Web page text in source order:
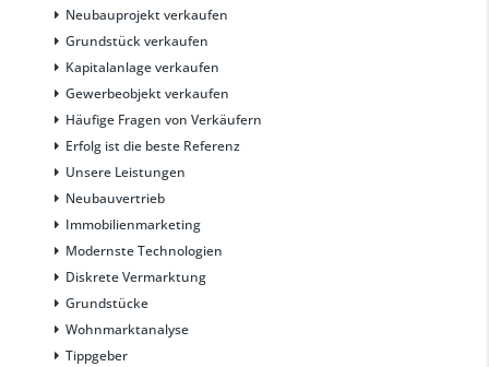
Neubauprojekt verkaufen
Grundstück verkaufen
Kapitalanlage verkaufen
Gewerbeobjekt verkaufen
Häufige Fragen von Verkäufern
Erfolg ist die beste Referenz
Unsere Leistungen
Neubauvertrieb
Immobilienmarketing
Modernste Technologien
Diskrete Vermarktung
Grundstücke
Wohnmarktanalyse
Tippgeber